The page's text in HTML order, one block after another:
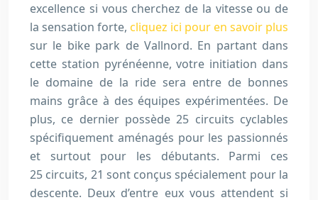
excellence si vous cherchez de la vitesse ou de
la sensation forte, cliquez ici pour en savoir plus
sur le bike park de Vallnord. En partant dans
cette station pyrénéenne, votre initiation dans
le domaine de la ride sera entre de bonnes
mains grâce à des équipes expérimentées. De
plus, ce dernier possède 25 circuits cyclables
spécifiquement aménagés pour les passionnés
et surtout pour les débutants. Parmi ces
25 circuits, 21 sont conçus spécialement pour la
descente. Deux d’entre eux vous attendent si